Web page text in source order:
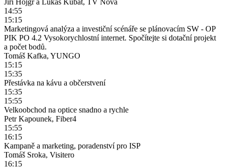
14:55
15:15
Marketingová analýza a investiční scénáře se plánovacím SW - OP
PIK PO 4.2 Vysokorychlostní internet. Spočítejte si dotační projekt
a počet bodů.
Tomáš Kafka, YUNGO
15:15
15:35
Přestávka na kávu a občerstvení
15:35
15:55
Velkoobchod na optice snadno a rychle
Petr Kapounek, Fiber4
15:55
16:15
Kampaně a marketing, poradenství pro ISP
Tomáš Sroka, Visitero
16:15